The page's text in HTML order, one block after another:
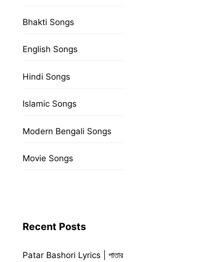
Bhakti Songs
English Songs
Hindi Songs
Islamic Songs
Modern Bengali Songs
Movie Songs
Recent Posts
Patar Bashori Lyrics | পাতার